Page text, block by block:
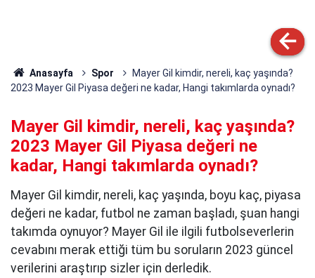
Anasayfa Spor
Mayer Gil kimdir, nereli, kaç yaşında?
2023 Mayer Gil Piyasa değeri ne kadar, Hangi takımlarda oynadı?
Mayer Gil kimdir, nereli, kaç yaşında?
2023 Mayer Gil Piyasa değeri ne
kadar, Hangi takımlarda oynadı?
Mayer Gil kimdir, nereli, kaç yaşında, boyu kaç, piyasa
değeri ne kadar, futbol ne zaman başladı, şuan hangi
takımda oynuyor? Mayer Gil ile ilgili futbolseverlerin
cevabını merak ettiği tüm bu soruların 2023 güncel
verilerini araştırıp sizler için derledik.